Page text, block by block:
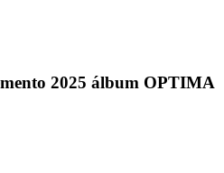
2025 álbum OPTIMA